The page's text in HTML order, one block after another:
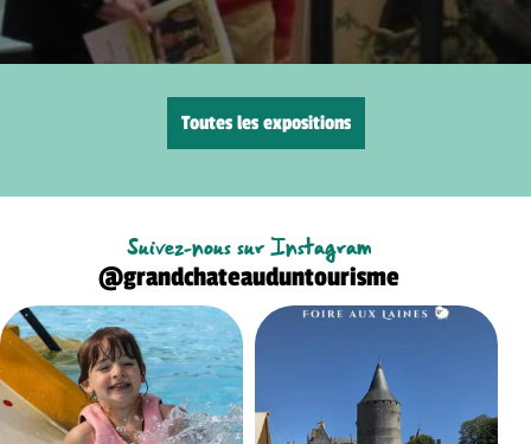
Toutes les expositions
Suivez-nous sur Instagram
@grandchateauduntourisme